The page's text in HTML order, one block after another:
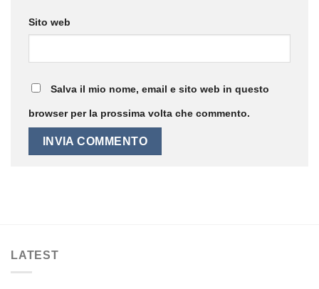
Sito web
Salva il mio nome, email e sito web in questo
browser per la prossima volta che commento.
LATEST